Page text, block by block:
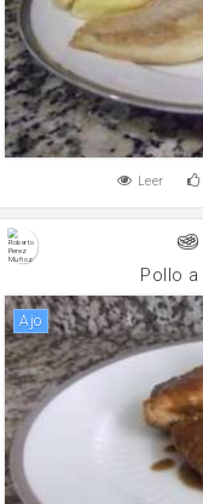
Leer
Pollo
ajo